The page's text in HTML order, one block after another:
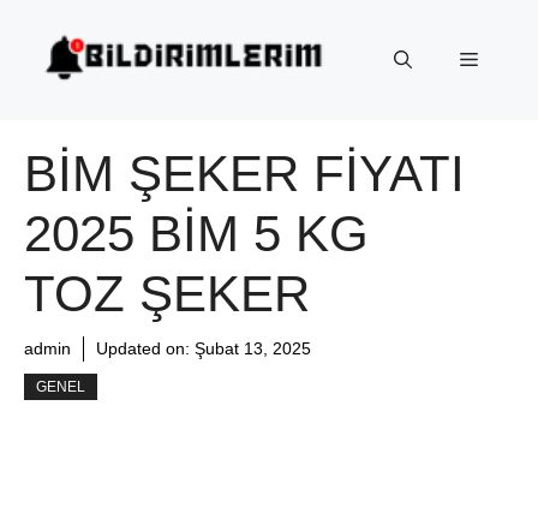
Menü
BIM ŞEKER FIYATI
2025 BIM 5 KG
TOZ ŞEKER
admin Updated on: Şubat 13, 2025
GENEL